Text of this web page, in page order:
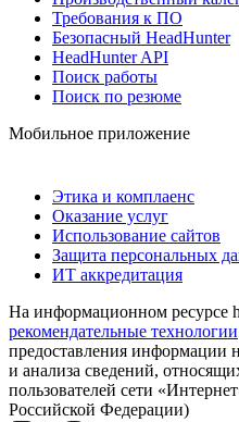
Требования к ПО
Безопасный HeadHunter
HeadHunter API
Поиск работы
Поиск по резюме
Мобильное приложение
Этика и комплаенс
Оказание услуг
Использование сайтов
Защита персональных
ИТ аккредитация
На информационном ресурсе
рекомендательные технологии
предоставления информации
и анализа сведений,
пользователей сети
Российской Федерации)